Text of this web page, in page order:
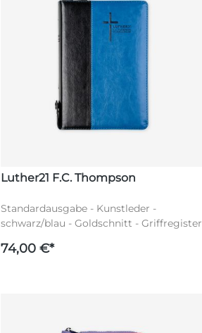
Luther21 F.C. Thompson
Standardausgabe - Kunstleder -
schwarz/blau - Goldschnitt - Griffregister
Luther21 F.C. Thompson
74,00 €*